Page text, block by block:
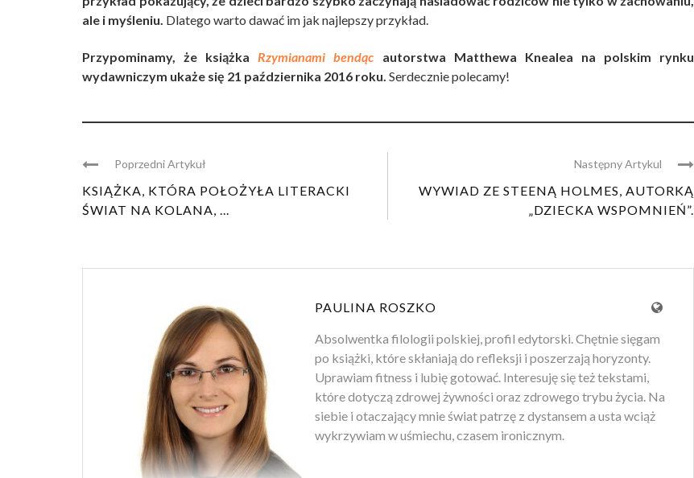
ale i myśleniu. Dlatego warto dawać im jak najlepszy przykład.
Przypominamy, że książkaRzymianami bendąc autorstwa Matthewa Knealea na polskim rynku
wydawniczym ukaże się 21 października 2016 roku. Serdecznie polecamy!
Poprzedni Artykuł
KSIĄŻKA, KTÓRA POŁOŻYŁA LITERACKI
ŚWIAT NA KOLANA, ...
Następny Artykul
WYWIAD ZE STEENĄ HOLMES, AUTORKĄ
„DZIECKA WSPOMNIEŃ”.
PAULINA ROSZKO
Absolwentka filologii polskiej, profil edytorski. Chętnie sięgam
po książki, które skłaniają do refleksji i poszerzają horyzonty.
Uprawiam fitness i lubię gotować. Interesuję się też tekstami,
które dotyczą zdrowej żywności oraz zdrowego trybu życia. Na
siebie i otaczający mnie świat patrzę z dystansem a usta wciąż
wykrzywiam w uśmiechu, czasem ironicznym.